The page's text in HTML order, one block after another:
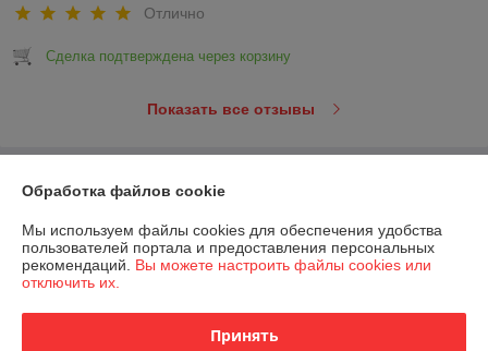
Отлично
Сделка подтверждена через корзину
Показать все отзывы
О нас
Контакты
Доставка и оплата
Обработка файлов cookie
Мы используем файлы cookies для обеспечения удобства
пользователей портала и предоставления персональных
рекомендаций. Вы можете настроить файлы cookies или
отключить их.
Принять